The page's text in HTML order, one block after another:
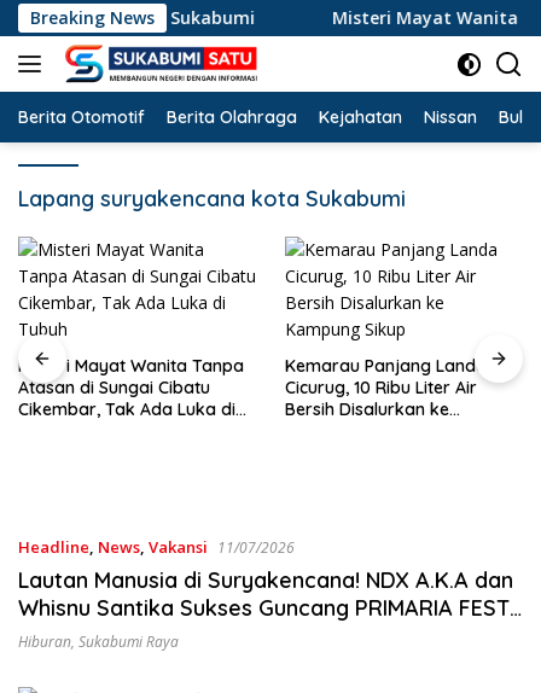
Langsung
ke
konten
Breaking News
Cikidang Sukabumi Misteri Mayat Wanita Tanpa
Berita Otomotif Berita Olahraga Kejahatan Nissan
Lapang suryakencana kota Sukabumi
Misteri Mayat Wanita Tanpa
Atasan di Sungai Cibatu
Cikembar, Tak Ada Luka di
Kemarau Panjang Landa
Cicurug, 10 Ribu Liter Air
Bersih Disalurkan ke
Headline, News, Vakansi 11/07/2026
Lautan Manusia di Suryakencana! NDX A.K.A dan
Whisnu Santika Sukses Guncang PRIMARIA FEST
Sukabumi 2026
Hiburan, Sukabumi Raya